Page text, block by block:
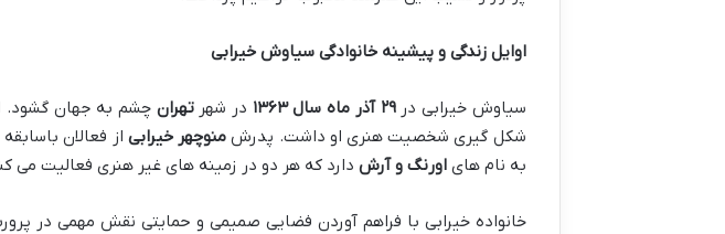
اوایل زندگی و پیشینه خانوادگی سیاوش خیرابی
سیاوش خیرابی در۲۹ آذر ماه سال۱۳۶۳ در شهرتهران چشم به جهان گشود.
شکل گیری شخصیت هنری او داشت. پدرش منوچهر خیرابی از فعالان
به نام هایاورنگ و آرش دارد که هر دو در زمینه های غیر هنری فعالیت می
خانواده خیرابی با فراهم آوردن فضایی صمیمی و حمایتی نقش مهمی در